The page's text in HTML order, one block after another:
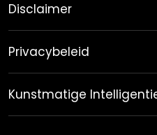
Disclaimer
Privacybeleid
Kunstmatige